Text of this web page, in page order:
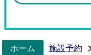
ホーム
施設予約